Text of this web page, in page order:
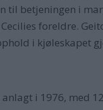
til betjeningen i
foreldre.
i kjøleskapet
i 1976, med